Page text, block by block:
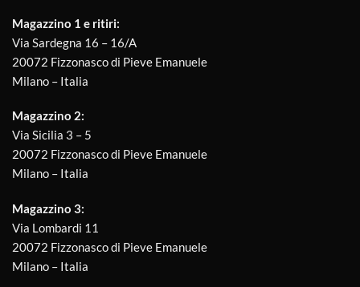
Magazzino 1 e ritiri:
Via Sardegna 16 – 16/A
20072 Fizzonasco di Pieve Emanuele
Milano – Italia
Magazzino 2:
Via Sicilia 3 – 5
20072 Fizzonasco di Pieve Emanuele
Milano – Italia
Magazzino 3:
Via Lombardi 11
20072 Fizzonasco di Pieve Emanuele
Milano – Italia